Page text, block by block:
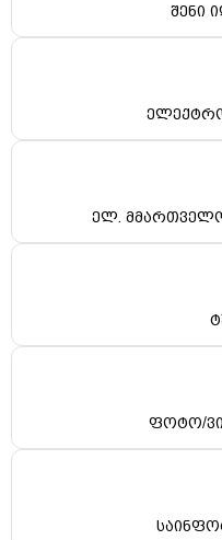
შენი
ელ.
ფოტო/